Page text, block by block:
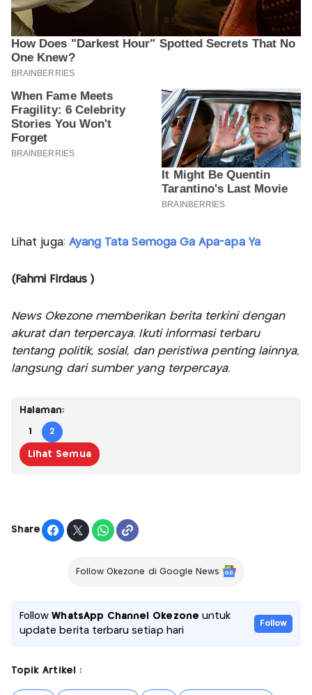
Lihat juga: Ayang Tata Semoga Ga Apa-apa Ya
(Fahmi Firdaus )
News Okezone memberikan berita terkini dengan
akurat dan terpercaya. Ikuti informasi terbaru
tentang politik, sosial, dan peristiwa penting lainnya,
langsung dari sumber yang terpercaya.
Halaman:
1 2
Lihat Semua
Share
Follow Okezone di Google News
FollowWhatsApp Channel Okezone untuk
update berita terbaru setiap hari
Follow
Topik Artikel :